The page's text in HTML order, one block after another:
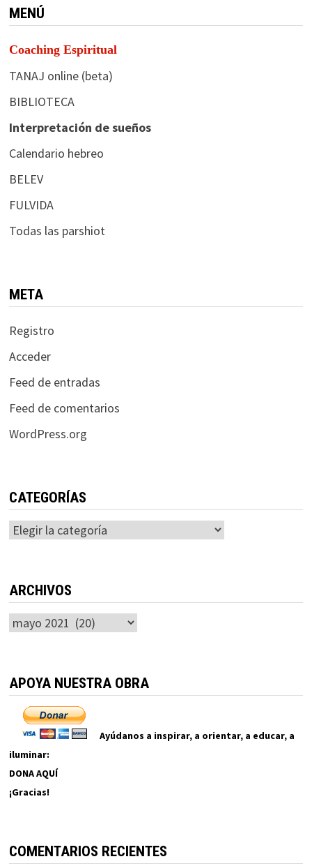
MENÚ
Coaching Espiritual
TANAJ online (beta)
BIBLIOTECA
Interpretación de sueños
Calendario hebreo
BELEV
FULVIDA
Todas las parshiot
META
Registro
Acceder
Feed de entradas
Feed de comentarios
WordPress.org
CATEGORÍAS
Categorías
ARCHIVOS
Archivos
APOYA NUESTRA OBRA
Ayúdanos a inspirar, a orientar, a educar, a
iluminar:
DONA AQUÍ
¡Gracias!
COMENTARIOS RECIENTES